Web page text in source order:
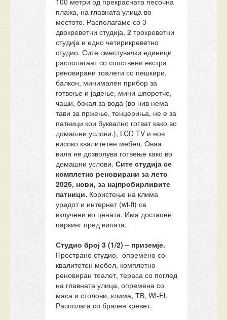
плажа, на главната улица во
местото. Располагаме со 3
двокреветни студија, 2 трокреветни
студија и едно четирикреветно
студио. Сите сместувачки единици
располагаат со сопствени екстра
реновирани тоалети со пешкири,
балкон, минимален прибор за
готвење и јадење, мини шпоретче,
чаши, бокал за вода (во нив нема
тави за пржење, тенџериња, не е за
патници кои буквално готват како во
домашни услови.), LCD TV и нов
високо квалитетен мебел. Оваа
вила не дозволува готвење како во
домашни услови.Сите студија се
комплетно реновирани за лето
2026, нови, за најпробирливите
патници. Користење на клима
уредот и интернет (wi-fi) се
вклучени во цената. Има достапен
паркинг пред вилата.
Студио број3 (1/2) – приземје.
Пространо студио, опремено со
квалитетен мебел, комплетно
реновиран тоалет, тераса со поглед
на главната улица, опремена со
маса и столови, клима, ТВ, Wi-Fi.
Располага со брачен кревет.